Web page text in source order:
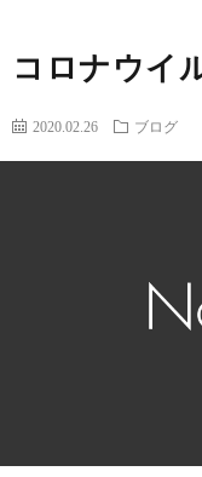
コロナウイ
2020.02.26 ブログ